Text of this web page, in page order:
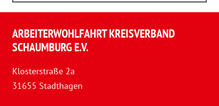
ARBEITERWOHLFAHRT KREISVERBAND
SCHAUMBURG E.V.
Klosterstraße 2a
31655 Stadthagen